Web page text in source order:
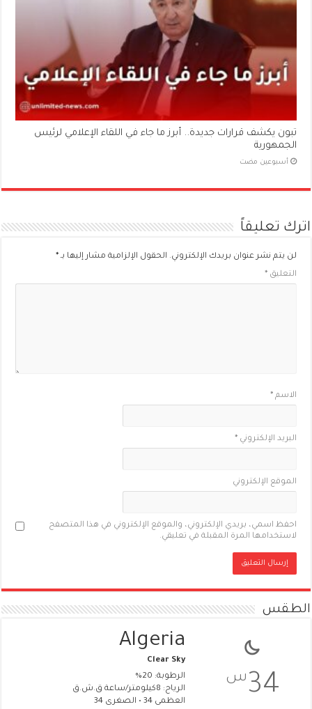
تبون يكشف قرارات جديدة.. أبرز ما جاء في اللقاء الإعلامي لرئيس
الجمهورية
‏أسبوعين مضت
اترك تعليقاً
لن يتم نشر عنوان بريدك الإلكتروني. الحقول الإلزامية مشار إليها بـ*
التعليق*
الاسم*
البريد الإلكتروني*
الموقع الإلكتروني
احفظ اسمي، بريدي الإلكتروني، والموقع الإلكتروني في هذا المتصفح
لاستخدامها المرة المقبلة في تعليقي.
الطقس
34 س
Algeria
Clear Sky
الرطوبة: 20%
الرياح: 8كيلومتر/ساعة ق.ش.ق‎
العظمى 34 • الصغرى 34